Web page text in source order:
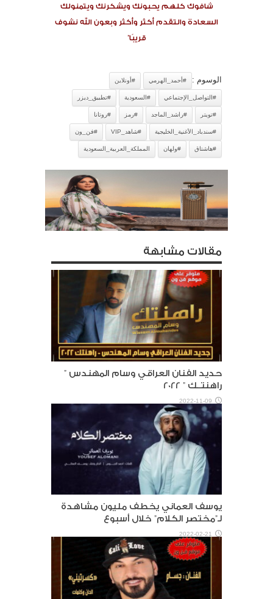
شافوك كلهم يحبونك ويشكرنك ويتمنولك
السعادة والتقدم أكثر وأكثر وبعون الله نشوف
قريبًا”
الوسوم : #أحمد_الهرمي #أونلاين
#التواصل_الإجتماعي #السعودية #تطبيق_ديزر
#تويتر #راشد_الماجد #رمز #روتانا
#سندباد_الأغنية_الخليجية #شاهد_VIP #فن_ون
#هاشتاق #ولهان المملكة_العربية_السعودية
مقالات مشابهة
حديد الفنان العراقي وسام المهندس ”
راهنتــك ” 2022
2022-11-09
يوسف العماني يخطف مليون مشاهدة
لـ”مختصر الكلام” خلال أسبوع
2022-02-21